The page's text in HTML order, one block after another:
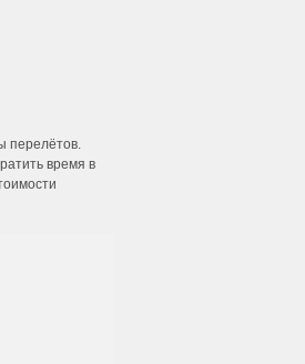
перелётов.
время в